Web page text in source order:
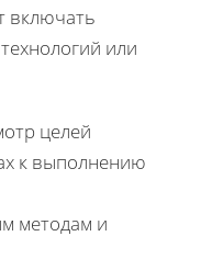
включать
или
целей
к выполнению
методам и